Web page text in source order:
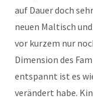
auf Dauer doch
neuen Maltisch
vor kurzem nur
Dimension des
entspannt ist es
verändert habe.